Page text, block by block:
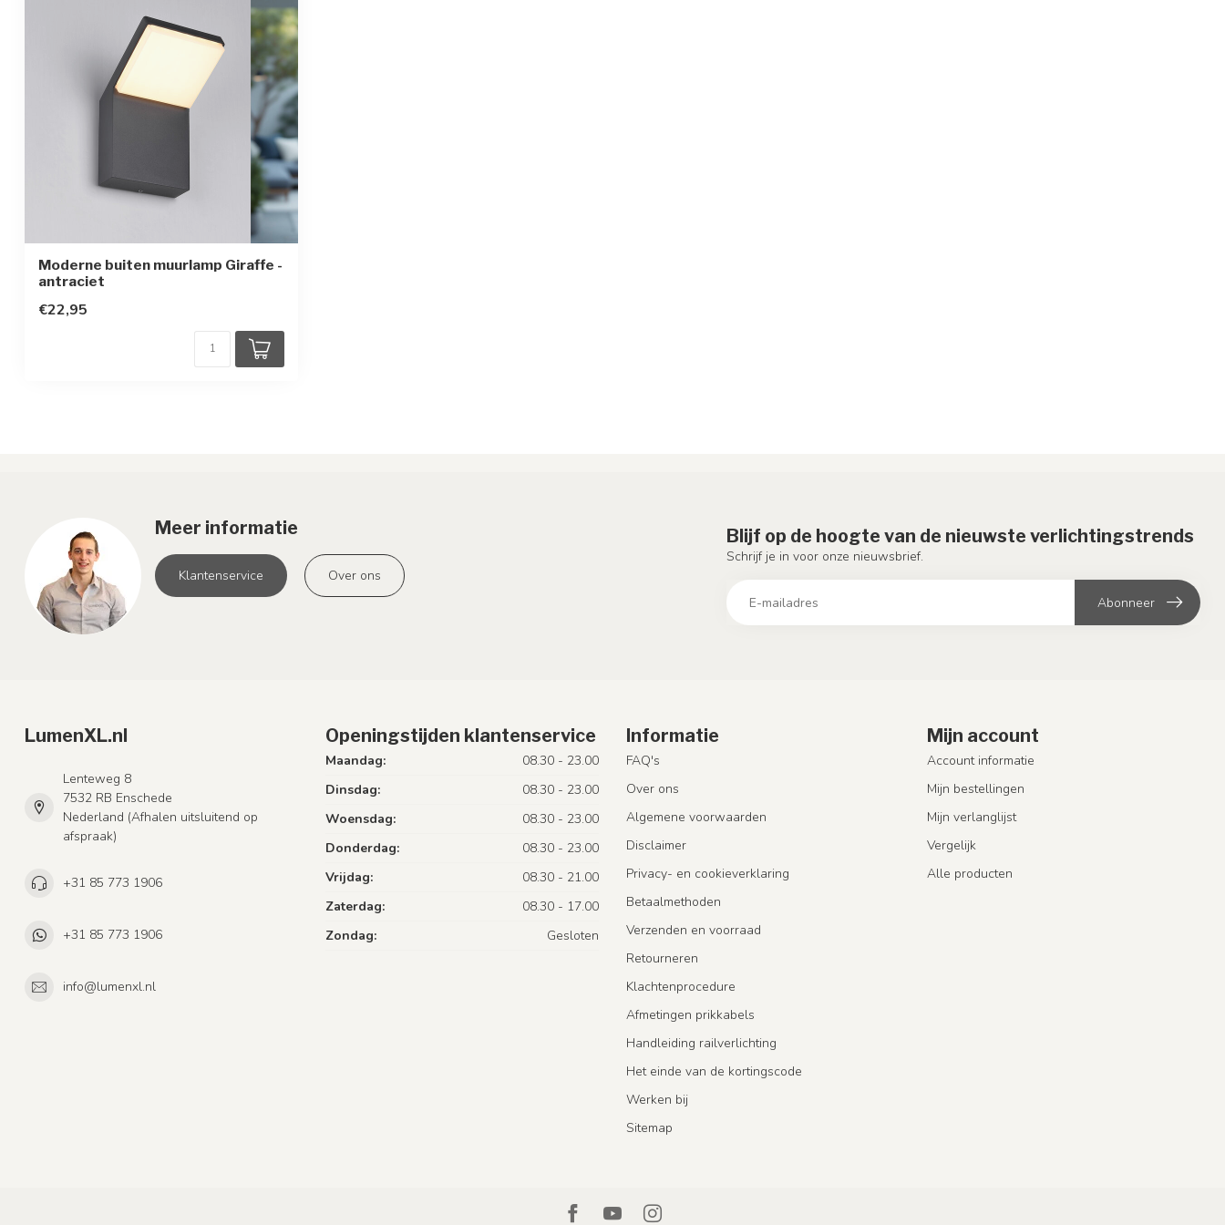
Gemiddelde levensduur
Energie-efficiëntieklasse
Kleur armatuur
Beschermingsgraad
Moderne buiten muurlamp Giraffe -
antraciet
€22,95
Meer informatie
Klantenservice Over ons
Blijf op de hoogte van de nieuwste verlichtingstrends
Schrijf je in voor onze nieuwsbrief.
Abonneer
LumenXL.nl
Lenteweg 8
7532 RB Enschede
Nederland (Afhalen uitsluitend op
afspraak)
+31 85 773 1906
+31 85 773 1906
info@lumenxl.nl
Openingstijden klantenservice
Maandag:
08.30 - 23.00
Dinsdag:
08.30 - 23.00
Woensdag:
08.30 - 23.00
Donderdag:
08.30 - 23.00
Vrijdag:
08.30 - 21.00
Zaterdag:
08.30 - 17.00
Zondag:
Gesloten
Informatie
FAQ's
Over ons
Algemene voorwaarden
Disclaimer
Privacy- en cookieverklaring
Betaalmethoden
Verzenden en voorraad
Retourneren
Klachtenprocedure
Afmetingen prikkabels
Handleiding railverlichting
Het einde van de kortingscode
Werken bij
Sitemap
Mijn account
Account informatie
Mijn bestellingen
Mijn verlanglijst
Vergelijk
Alle producten